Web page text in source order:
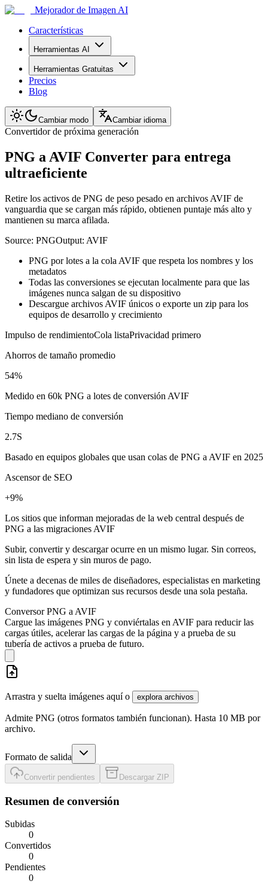
Mejorador de Imagen AI
Características
Herramientas AI
Herramientas Gratuitas
Precios
Blog
Cambiar modo Cambiar idioma
Convertidor de próxima generación
PNG a AVIF Converter para entrega
ultraeficiente
Retire los activos de PNG de peso pesado en archivos AVIF de
vanguardia que se cargan más rápido, obtienen puntaje más alto y
mantienen su marca afilada.
Source: PNGOutput: AVIF
PNG por lotes a la cola AVIF que respeta los nombres y los
metadatos
Todas las conversiones se ejecutan localmente para que las
imágenes nunca salgan de su dispositivo
Descargue archivos AVIF únicos o exporte un zip para los
equipos de desarrollo y crecimiento
Impulso de rendimientoCola listaPrivacidad primero
Ahorros de tamaño promedio
54%
Medido en 60k PNG a lotes de conversión AVIF
Tiempo mediano de conversión
2.7S
Basado en equipos globales que usan colas de PNG a AVIF en 2025
Ascensor de SEO
+9%
Los sitios que informan mejoradas de la web central después de
PNG a las migraciones AVIF
Subir, convertir y descargar ocurre en un mismo lugar. Sin correos,
sin lista de espera y sin muros de pago.
Únete a decenas de miles de diseñadores, especialistas en marketing
y fundadores que optimizan sus recursos desde una sola pestaña.
Conversor PNG a AVIF
Cargue las imágenes PNG y conviértalas en AVIF para reducir las
cargas útiles, acelerar las cargas de la página y a prueba de su
tubería de activos a prueba de futuro.
Arrastra y suelta imágenes aquí o explora archivos
Admite PNG (otros formatos también funcionan). Hasta 10 MB por
archivo.
Formato de salida
Convertir pendientes Descargar ZIP
Resumen de conversión
Subidas
0
Convertidos
0
Pendientes
0